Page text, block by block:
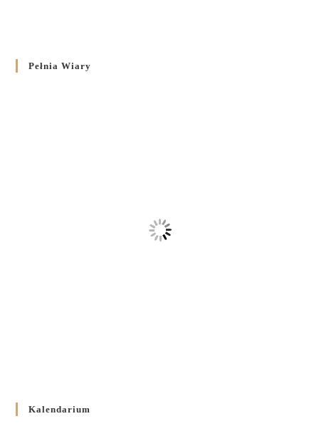
Pełnia Wiary
Kalendarium